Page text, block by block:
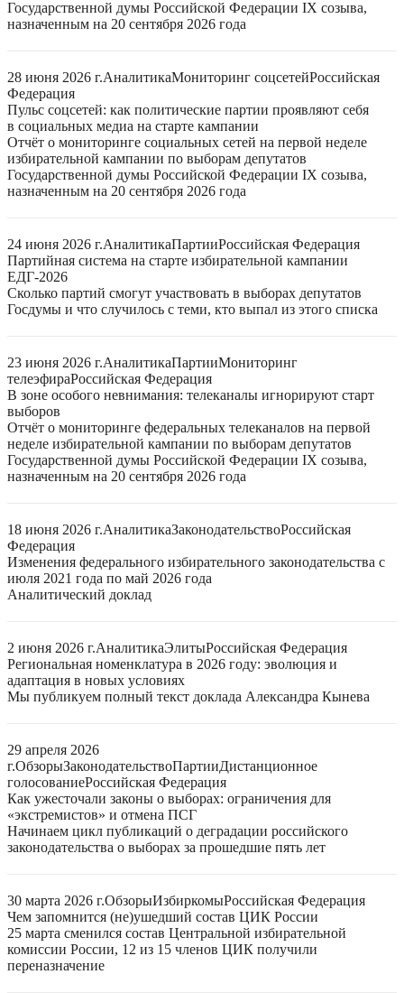
Государственной думы Российской Федерации IX созыва,
назначенным на 20 сентября 2026 года
28 июня 2026 г.АналитикаМониторинг соцсетейРоссийская
Федерация
Пульс соцсетей: как политические партии проявляют себя
в социальных медиа на старте кампании
Отчёт о мониторинге социальных сетей на первой неделе
избирательной кампании по выборам депутатов
Государственной думы Российской Федерации IX созыва,
назначенным на 20 сентября 2026 года
24 июня 2026 г.АналитикаПартииРоссийская Федерация
Партийная система на старте избирательной кампании
ЕДГ-2026
Сколько партий смогут участвовать в выборах депутатов
Госдумы и что случилось с теми, кто выпал из этого списка
23 июня 2026 г.АналитикаПартииМониторинг
телеэфираРоссийская Федерация
В зоне особого невнимания: телеканалы игнорируют старт
выборов
Отчёт о мониторинге федеральных телеканалов на первой
неделе избирательной кампании по выборам депутатов
Государственной думы Российской Федерации IX созыва,
назначенным на 20 сентября 2026 года
18 июня 2026 г.АналитикаЗаконодательствоРоссийская
Федерация
Изменения федерального избирательного законодательства с
июля 2021 года по май 2026 года
Аналитический доклад
2 июня 2026 г.АналитикаЭлитыРоссийская Федерация
Региональная номенклатура в 2026 году: эволюция и
адаптация в новых условиях
Мы публикуем полный текст доклада Александра Кынева
29 апреля 2026
г.ОбзорыЗаконодательствоПартииДистанционное
голосованиеРоссийская Федерация
Как ужесточали законы о выборах: ограничения для
«экстремистов» и отмена ПСГ
Начинаем цикл публикаций о деградации российского
законодательства о выборах за прошедшие пять лет
30 марта 2026 г.ОбзорыИзбиркомыРоссийская Федерация
Чем запомнится (не)ушедший состав ЦИК России
25 марта сменился состав Центральной избирательной
комиссии России, 12 из 15 членов ЦИК получили
переназначение